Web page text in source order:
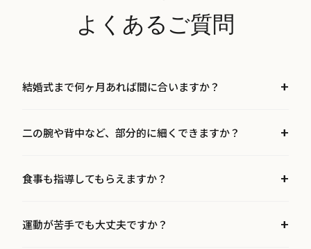
よくあるご質問
結婚式まで何ヶ月あれば間に合いますか？
二の腕や背中など、部分的に細くできますか？
食事も指導してもらえますか？
運動が苦手でも大丈夫ですか？